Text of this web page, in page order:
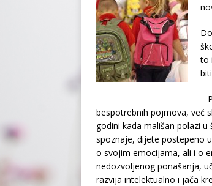
to
–
bespotrebnih pojmova, već
godini kada mališan polazi
spoznaje, dijete postepeno
o svojim emocijama, ali i o
nedozvoljenog ponašanja,
razvija intelektualno i jača